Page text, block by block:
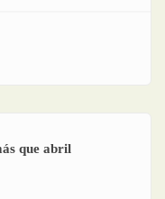
| Descenso pronunciado
que abril